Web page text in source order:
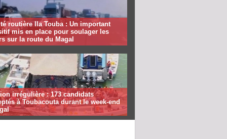
routière Ila Touba : Un important
mis en place pour soulager les
sur la route du Magal
irrégulière : 173 candidats
à Toubacouta durant le week-end